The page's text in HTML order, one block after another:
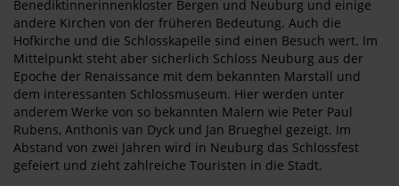
Benediktinnerinnenkloster Bergen und Neuburg und einige
andere Kirchen von der früheren Bedeutung. Auch die
Hofkirche und die Schlosskapelle sind einen Besuch wert. Im
Mittelpunkt steht aber sicherlich Schloss Neuburg aus der
Epoche der Renaissance mit dem bekannten Marstall und
dem interessanten Schlossmuseum. Hier werden unter
anderem Werke von so bekannten Malern wie Peter Paul
Rubens, Anthonis van Dyck und Jan Brueghel gezeigt. Im
Abstand von zwei Jahren wird in Neuburg das Schlossfest
gefeiert und zieht zahlreiche Touristen in die Stadt.